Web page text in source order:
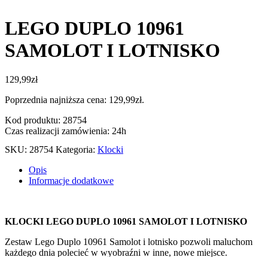
LEGO DUPLO 10961
SAMOLOT I LOTNISKO
129,99zł
Poprzednia najniższa cena: 129,99zł.
Kod produktu: 28754
Czas realizacji zamówienia: 24h
SKU: 28754 Kategoria: Klocki
Opis
Informacje dodatkowe
KLOCKI LEGO DUPLO 10961 SAMOLOT I LOTNISKO
Zestaw Lego Duplo 10961 Samolot i lotnisko pozwoli maluchom
każdego dnia polecieć w wyobraźni w inne, nowe miejsce.